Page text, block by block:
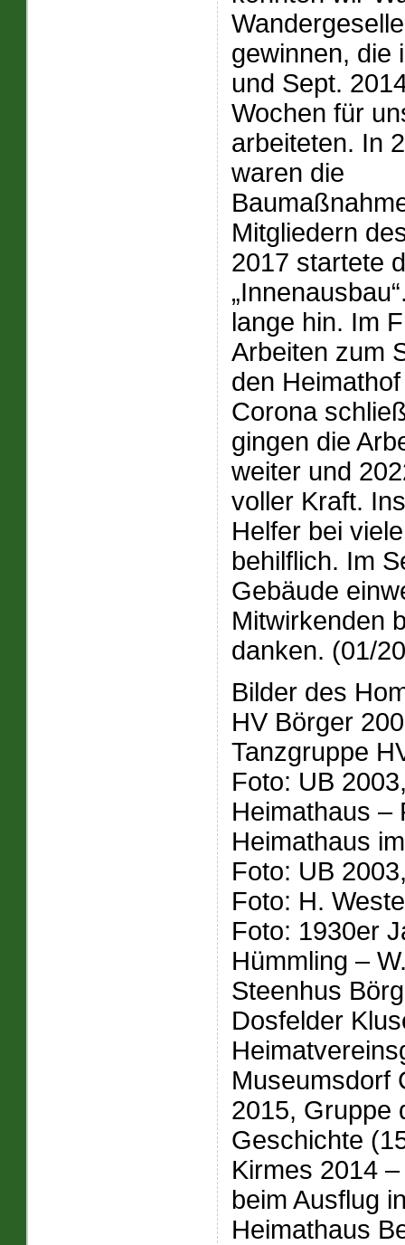
gewinnen, die
und Sept.
Wochen für
arbeiteten. In
waren die
Mitgliedern
2017 startete
lange hin. Im
Arbeiten zum
den
Corona
gingen die
weiter und
voller Kraft.
Helfer bei
behilflich. Im
Gebäude
Mitwirkenden
danken. (01/
Bilder des
HV Börger
Tanzgruppe
Foto: UB
Heimathaus –
Heimathaus
Foto: UB
Foto: H.
Foto: 1930er
Hümmling –
Steenhus
Dosfelder
Museumsdorf
2015, Gruppe
Geschichte
Kirmes 2014
beim Ausflug
Heimathaus